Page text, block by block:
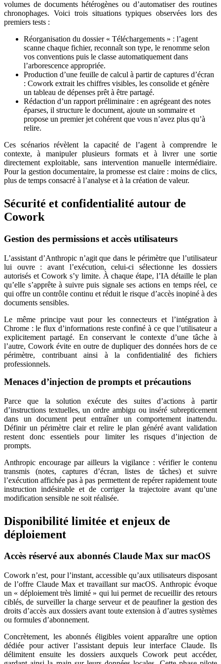
volumes de documents hétérogènes ou d’automatiser des routines
chronophages. Voici trois situations typiques observées lors des
premiers tests :
Réorganisation du dossier « Téléchargements » : l’agent
scanne chaque fichier, reconnaît son type, le renomme selon
vos conventions puis le classe automatiquement dans
l’arborescence appropriée.
Production d’une feuille de calcul à partir de captures d’écran
: Cowork extrait les chiffres visibles, les consolide et génère
un tableau de dépenses prêt à être partagé.
Rédaction d’un rapport préliminaire : en agrégeant des notes
éparses, il structure le document, ajoute un sommaire et
propose un premier jet cohérent que vous n’avez plus qu’à
relire.
Ces scénarios révèlent la capacité de l’agent à comprendre le
contexte, à manipuler plusieurs formats et à livrer une sortie
directement exploitable, sans intervention manuelle intermédiaire.
Pour la gestion documentaire, la promesse est claire : moins de clics,
plus de temps consacré à l’analyse et à la création de valeur.
Sécurité et confidentialité autour de
Cowork
Gestion des permissions et accès utilisateurs
L’assistant d’Anthropic n’agit que dans le périmètre que l’utilisateur
lui ouvre : avant l’exécution, celui-ci sélectionne les dossiers
autorisés et Cowork s’y limite. À chaque étape, l’IA détaille le plan
qu’elle s’apprête à suivre puis signale ses actions en temps réel, ce
qui offre un contrôle continu et réduit le risque d’accès inopiné à des
documents sensibles.
Le même principe vaut pour les connecteurs et l’intégration à
Chrome : le flux d’informations reste confiné à ce que l’utilisateur a
explicitement partagé. En conservant le contexte d’une tâche à
l’autre, Cowork évite en outre de dupliquer des données hors de ce
périmètre, contribuant ainsi à la confidentialité des fichiers
professionnels.
Menaces d’injection de prompts et précautions
Parce que la solution exécute des suites d’actions à partir
d’instructions textuelles, un ordre ambigu ou inséré subrepticement
dans un document peut entraîner un comportement inattendu.
Définir un périmètre clair et relire le plan généré avant validation
restent donc essentiels pour limiter les risques d’injection de
prompts.
Anthropic encourage par ailleurs la vigilance : vérifier le contenu
transmis (notes, captures d’écran, listes de tâches) et suivre
l’exécution affichée pas à pas permettent de repérer rapidement toute
instruction indésirable et de corriger la trajectoire avant qu’une
modification sensible ne soit réalisée.
Disponibilité limitée et enjeux de
déploiement
Accès réservé aux abonnés Claude Max sur macOS
Cowork n’est, pour l’instant, accessible qu’aux utilisateurs disposant
de l’offre Claude Max et travaillant sur macOS. Anthropic évoque
un « déploiement très limité » qui lui permet de recueillir des retours
ciblés, de surveiller la charge serveur et de peaufiner la gestion des
droits d’accès aux dossiers avant toute extension à d’autres systèmes
ou formules d’abonnement.
Concrètement, les abonnés éligibles voient apparaître une option
dédiée pour activer l’assistant depuis leur interface Claude. Ils
délimitent ensuite les dossiers auxquels Cowork peut accéder,